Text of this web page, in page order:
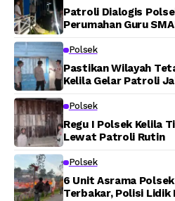
Patroli Dialogis
Perumahan Guru
Polsek
Pastikan Wilayah
Kelila Gelar Patroli
Polsek
Regu I Polsek Kelila
Lewat Patroli Rutin
Polsek
6 Unit Asrama
Terbakar, Polisi Lidik